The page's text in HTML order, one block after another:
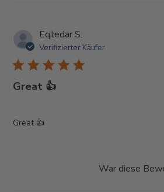
Eqtedar S.
Verifizierter Käufer
Great 👍
Great 👍
War diese